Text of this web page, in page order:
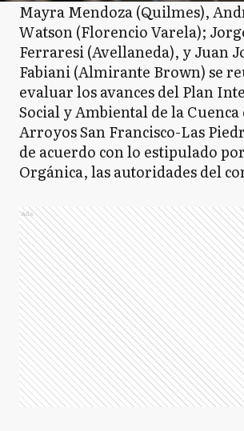
Mayra Mendoza (Quilmes),
Watson (Florencio Varela);
Ferraresi (Avellaneda), y Juan
Fabiani (Almirante Brown) se
evaluar los avances del Plan
Social y Ambiental de la Cuenca
Arroyos San Francisco-Las
de acuerdo con lo estipulado
Orgánica, las autoridades del
Ads